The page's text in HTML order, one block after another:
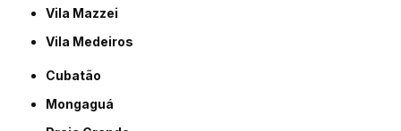
Vila Mazzei
Vila Medeiros
Cubatão
Mongaguá